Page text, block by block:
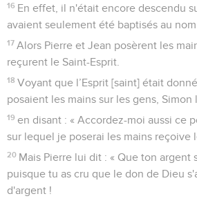
16 En effet, il n'était encore descendu
avaient seulement été baptisés au
17 Alors Pierre et Jean posèrent les
reçurent le Saint-Esprit.
18 Voyant que l’Esprit [saint] était
posaient les mains sur les gens,
19 en disant : « Accordez-moi aussi ce
sur lequel je poserai les mains reçoive
20 Mais Pierre lui dit : « Que ton argent
puisque tu as cru que le don de Dieu
d'argent !